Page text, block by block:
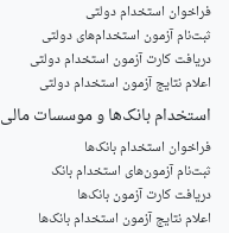
فراخوان استخدام دولتی
ثبت‌نام آزمون‌ استخدام‌های دولتی
دریافت کارت آزمون استخدام دولتی
اعلام نتایج آزمون استخدام دولتی
استخدام‌ بانک‌ها و موسسات مالی
فراخوان استخدام بانک‌ها
‌ثبت‌نام آزمون‌های استخدام بانک
دریافت کارت آزمون بانک‌ها
اعلام نتایج آزمون استخدام بانک‌ها